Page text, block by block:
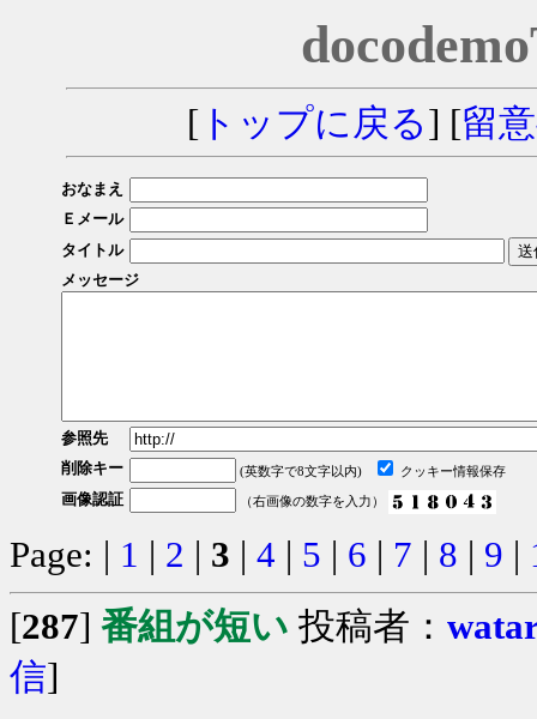
[トップに戻る] [留
おなまえ
Ｅメール
タイトル
メッセージ
参照先
削除キー
(英数字で8文字以内) クッキー情報保存
画像認証 （右画像の数字を入力）
Page: | 1 | 2 | 3 | 4 | 5 | 6 | 7 | 8 | 9 |
[287] 番組が短い 投稿者：
信]